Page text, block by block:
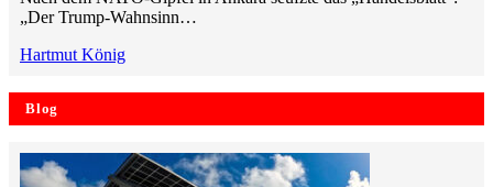
„Der Trump-Wahnsinn…
Hartmut König
Blog